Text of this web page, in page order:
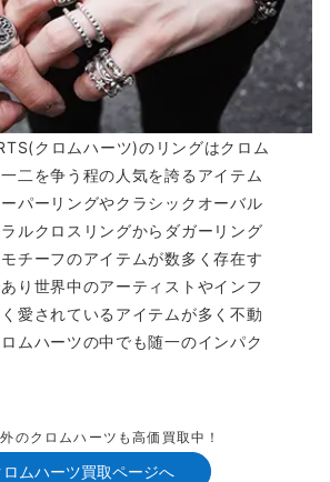
クロムハーツ)のリングはクロム
二を争う程の人気を誇るアイテム
パーリングやクラシックオーバル
ルクロスリングからダガーリング
チーフのアイテムが数多く存在す
り世界中のアーティストやインフ
愛されているアイテムが多く不動
ムハーツの中でも随一のインパク
のクロムハーツも高価買取中！
ロムハーツ買取ページへ